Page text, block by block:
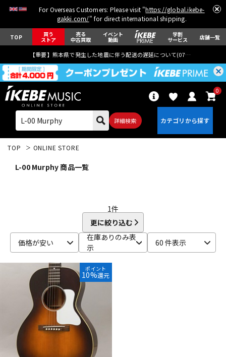
For Overseas Customers: Please visit "https://global.ikebe-
gakki.com/" for direct international shipping.
TOP 買う
ストア
売る
中古買取
イベント
動画
学割
サービス 店舗一覧
【重要】熊本県で発生した地震に伴う配送の遅延について(07月29日
詳細検索
0
ベース ウクレレ
ドラム
キーボード
TOP ONLINE STORE
L-00 Murphy 商品一覧
1件
更に絞り込む
価格が安い
在庫ありのみ表
示
60 件表示
ポイント
10%還元